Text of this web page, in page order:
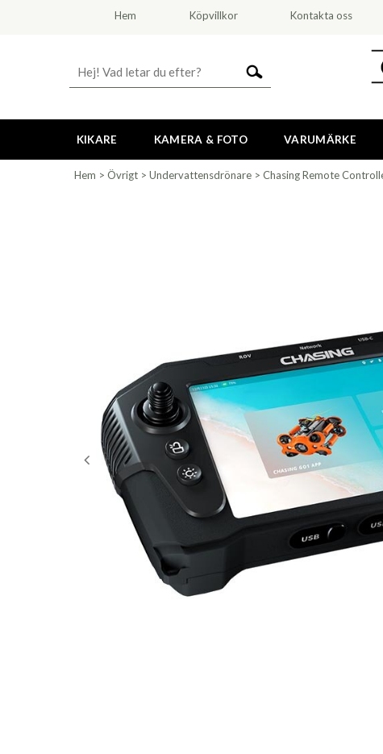
Hem Köpvillkor Kontakta oss
KIKARE KAMERA & FOTO VARUMÄRKE
Hem > Övrigt > Undervattensdrönare > Chasing Remote